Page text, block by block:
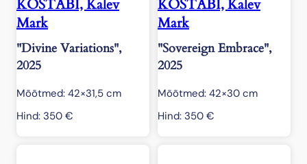
KOSTABI, Kalev
Mark
"Divine Variations",
2025
Mõõtmed: 42×31,5 cm
Hind: 350 €
KOSTABI, Kalev
Mark
"Sovereign Embrace",
2025
Mõõtmed: 42×30 cm
Hind: 350 €